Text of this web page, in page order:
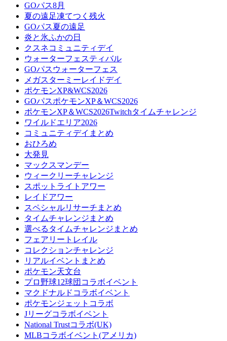
GOパス8月
夏の遠足凍てつく残火
GOパス夏の遠足
炎と氷ふかの日
クスネコミュニティデイ
ウォーターフェスティバル
GOパスウォーターフェス
メガスターミーレイドデイ
ポケモンXP&WCS2026
GOパスポケモンXP＆WCS2026
ポケモンXP＆WCS2026Twitchタイムチャレンジ
ワイルドエリア2026
コミュニティデイまとめ
おひろめ
大発見
マックスマンデー
ウィークリーチャレンジ
スポットライトアワー
レイドアワー
スペシャルリサーチまとめ
タイムチャレンジまとめ
選べるタイムチャレンジまとめ
フェアリートレイル
コレクションチャレンジ
リアルイベントまとめ
ポケモン天文台
プロ野球12球団コラボイベント
マクドナルドコラボイベント
ポケモンジェットコラボ
Jリーグコラボイベント
National Trustコラボ(UK)
MLBコラボイベント(アメリカ)